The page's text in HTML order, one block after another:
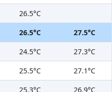
26.5°C
26.5°C
27.5°C
24.5°C
27.3°C
25.5°C
27.1°C
25.3°C 26.9°C